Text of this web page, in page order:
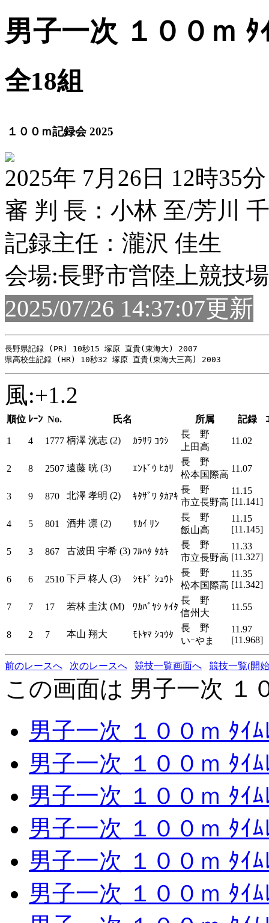
男子一次 １００ｍ ﾀ
全18組
１００ｍ記録会 2025
2025年 7月26日 12時35分
審 判 長：小林 至/芳川
記録主任：瀧沢 佳生
会場:長野市営陸上競技場
2025/07/26 14:37:07更新
長野県記録 (PR) 10秒15 塚原 直貴(東海大) 2007
風:+1.2
順位 ﾚｰﾝ No. 氏名 所属 記録
1 4 1777 柄澤 洸志 (2) ｶﾗｻﾜ ｺｳｼ
長 野
上田高
11.02
2 8 2507 遠藤 晄 (3) ｴﾝﾄﾞｳ ﾋｶﾘ
長 野
松本国際高
11.07
3 9 870 北澤 孝明 (2) ｷﾀｻﾞﾜ ﾀｶｱｷ
長 野
市立長野高
11.15
[11.141]
4 5 801 酒井 凛 (2) ｻｶｲ ﾘﾝ
長 野
飯山高
11.15
[11.145]
5 3 867 古波田 宇希 (3) ﾌﾙﾊﾀ ﾀｶｷ
長 野
市立長野高
11.33
[11.327]
6 6 2510 下戸 柊人 (3) ｼﾓﾄﾞ ｼｭｳﾄ
長 野
松本国際高
11.35
[11.342]
7 7 17 若林 圭汰 (M) ﾜｶﾊﾞﾔｼ ｹｲﾀ
長 野
信州大
11.55
8 2 7 本山 翔大 ﾓﾄﾔﾏ ｼｮｳﾀ
長 野
いｰやま
11.97
[11.968]
前のレースへ 次のレースへ 競技一覧画面へ 競技一覧(開
この画面は 男子一次 １
男子一次 １００ｍ ﾀｲﾑ
男子一次 １００ｍ ﾀｲﾑ
男子一次 １００ｍ ﾀｲﾑ
男子一次 １００ｍ ﾀｲﾑ
男子一次 １００ｍ ﾀｲﾑ
男子一次 １００ｍ ﾀｲﾑ